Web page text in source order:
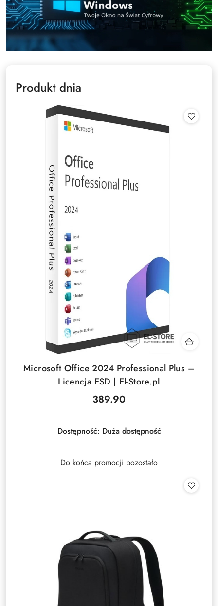
Produkt dnia
Microsoft Office 2024 Professional Plus –
Licencja ESD | El-Store.pl
Cena:
389.90
Dostępność: Duża dostępność
Do końca promocji pozostało